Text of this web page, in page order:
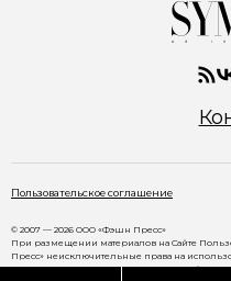
Пользовательское соглашение
© 2007 — 2026 ООО «Фэшн Пресс»
При размещении материалов на Сайте
Пресс» неисключительные права на
создание производных произведений, а